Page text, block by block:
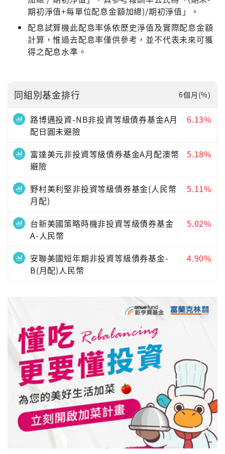
期初淨值+每單位配息金額加總)/期初淨值」。
配息試算機此配息率係依歷史淨值及實際配息金額
計算，惟過去配息率僅供參考，並不代表未來可獲
得之配息水準。
同組別基金排行 6個月(%)
路博邁投資-NB非投資等級債券基金A月
配日圓未避險
6.13%
富達美元非投資等級債券基金A月配澳幣
避險
5.18%
野村美利堅非投資等級債券基金(人民幣
月配)
5.11%
台新美國策略時機非投資等級債券基金
A-人民幣
5.02%
安聯美國短年期非投資等級債券基金-
B(月配)人民幣
4.90%